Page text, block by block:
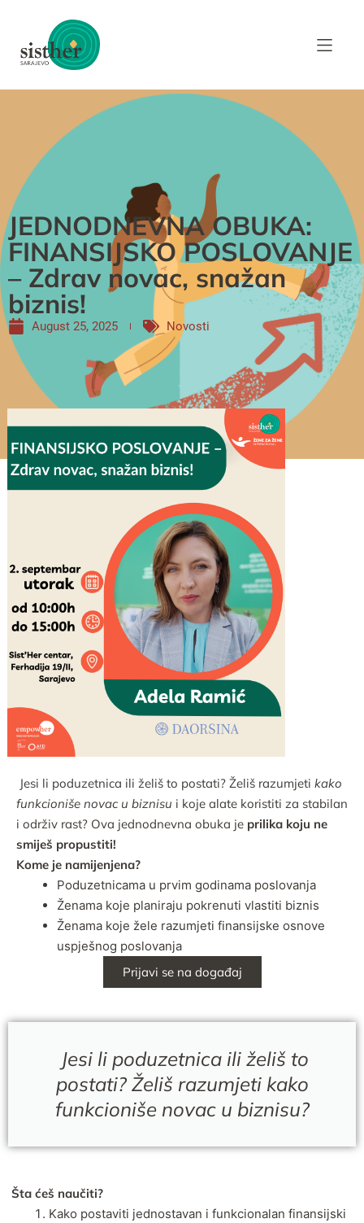
JEDNODNEVNA OBUKA:
FINANSIJSKO POSLOVANJE
– Zdrav novac, snažan
biznis!
August 25, 2025 Novosti
Jesi li poduzetnica ili želiš to postati? Želiš razumjeti kako
funkcioniše novac u biznisu i koje alate koristiti za stabilan
i održiv rast? Ova jednodnevna obuka je prilika koju ne
smiješ propustiti!
Kome je namijenjena?
Poduzetnicama u prvim godinama poslovanja
Ženama koje planiraju pokrenuti vlastiti biznis
Ženama koje žele razumjeti finansijske osnove
uspješnog poslovanja
Prijavi se na događaj
Jesi li poduzetnica ili želiš to
postati? Želiš razumjeti kako
funkcioniše novac u biznisu?
Šta ćeš naučiti?
Kako postaviti jednostavan i funkcionalan finansijski